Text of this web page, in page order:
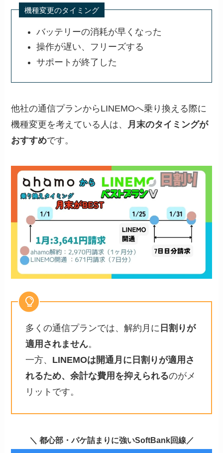
機種変更のタイミング
バッテリーの消耗が早くなった
操作が遅い、フリーズする
サポートが終了した
他社の通信プランからLINEMOへ乗り換える際に
機種変更を考えている人は、
月末のタイミングが
おすすめです。
多くの通信プランでは、解約月に 日割りが
適用されません。
一方、 LINEMOは開通月に日割りが適用さ
れるため、余計な費用を抑えられるのがメ
リットです。
＼ 都心部・パケ詰まりに強いSoftBank回線／